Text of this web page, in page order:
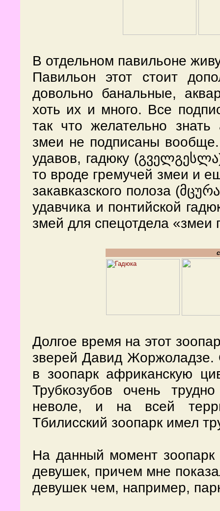
В отдельном павильоне
Павильон этот стоит
довольно банальные,
хоть их и много. Все
так что желательно знать
змеи не подписаны
удавов, гадюку
то вроде гремучей змеи и
закавказского полоза
удавчика и понтийской
змей для спецотдела «змеи
Долгое время на этот
зверей Давид
в зоопарк африканскую
Трубкозубов очень
неволе, и на всей
Тбилисский зоопарк имел
На данный момент зоопарк
девушек, причем мне
девушек чем, например,